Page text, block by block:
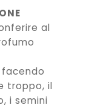
al
troppo, il
i semini